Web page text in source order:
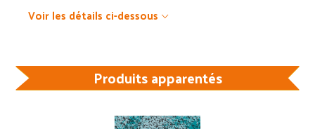
Voir les détails ci-dessous
Produits apparentés